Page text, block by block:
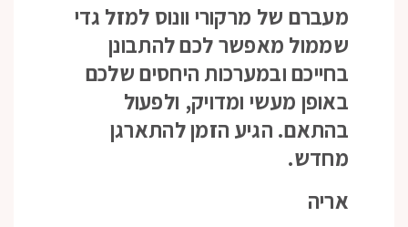
מעברם של מרקורי וונוס למזל גדי
שממול מאפשר לכם להתבונן
בחייכם ובמערכות היחסים שלכם
באופן מעשי ומדויק, ולפעול
בהתאם. הגיע הזמן להתארגן
מחדש.
אריה